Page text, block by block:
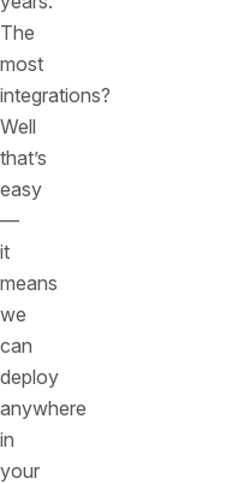
The
most
integrations?
Well
that’s
easy
—
it
means
we
can
deploy
anywhere
in
your